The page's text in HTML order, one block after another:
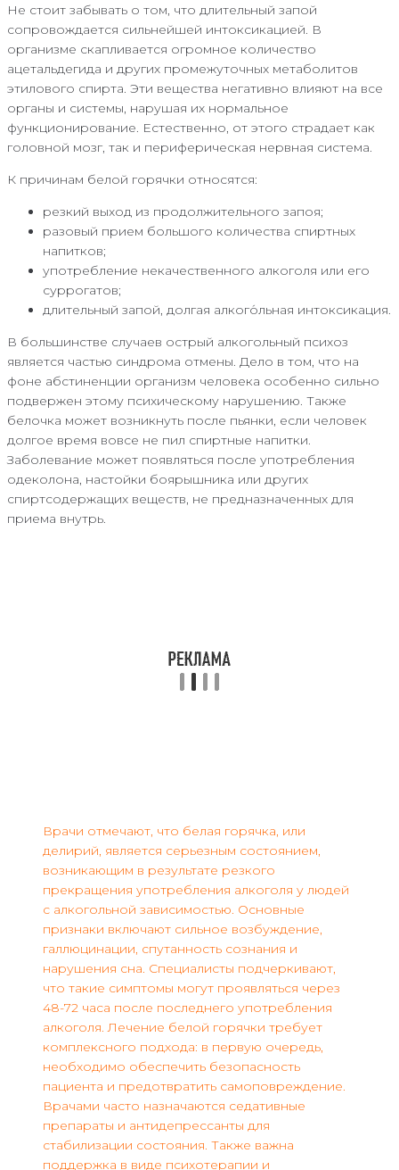
Не стоит забывать о том, что длительный запой
сопровождается сильнейшей интоксикацией. В
организме скапливается огромное количество
ацетальдегида и других промежуточных метаболитов
этилового спирта. Эти вещества негативно влияют на все
органы и системы, нарушая их нормальное
функционирование. Естественно, от этого страдает как
головной мозг, так и периферическая нервная система.
К причинам белой горячки относятся:
резкий выход из продолжительного запоя;
разовый прием большого количества спиртных
напитков;
употребление некачественного алкоголя или его
суррогатов;
длительный запой, долгая алкого́льная интоксикация.
В большинстве случаев острый алкогольный психоз
является частью синдрома отмены. Дело в том, что на
фоне абстиненции организм человека особенно сильно
подвержен этому психическому нарушению. Также
белочка может возникнуть после пьянки, если человек
долгое время вовсе не пил спиртные напитки.
Заболевание может появляться после употребления
одеколона, настойки боярышника или других
спиртсодержащих веществ, не предназначенных для
приема внутрь.
Врачи отмечают, что белая горячка, или
делирий, является серьезным состоянием,
возникающим в результате резкого
прекращения употребления алкоголя у людей
с алкогольной зависимостью. Основные
признаки включают сильное возбуждение,
галлюцинации, спутанность сознания и
нарушения сна. Специалисты подчеркивают,
что такие симптомы могут проявляться через
48-72 часа после последнего употребления
алкоголя. Лечение белой горячки требует
комплексного подхода: в первую очередь,
необходимо обеспечить безопасность
пациента и предотвратить самоповреждение.
Врачами часто назначаются седативные
препараты и антидепрессанты для
стабилизации состояния. Также важна
поддержка в виде психотерапии и